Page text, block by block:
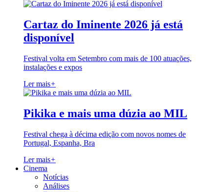
Cartaz do Iminente 2026 já está
disponível
Festival volta em Setembro com mais de 100 atuações,
instalações e expos
Ler mais+
Pikika e mais uma dúzia ao MIL
Festival chega à décima edição com novos nomes de
Portugal, Espanha, Bra
Ler mais+
Cinema
Notícias
Análises